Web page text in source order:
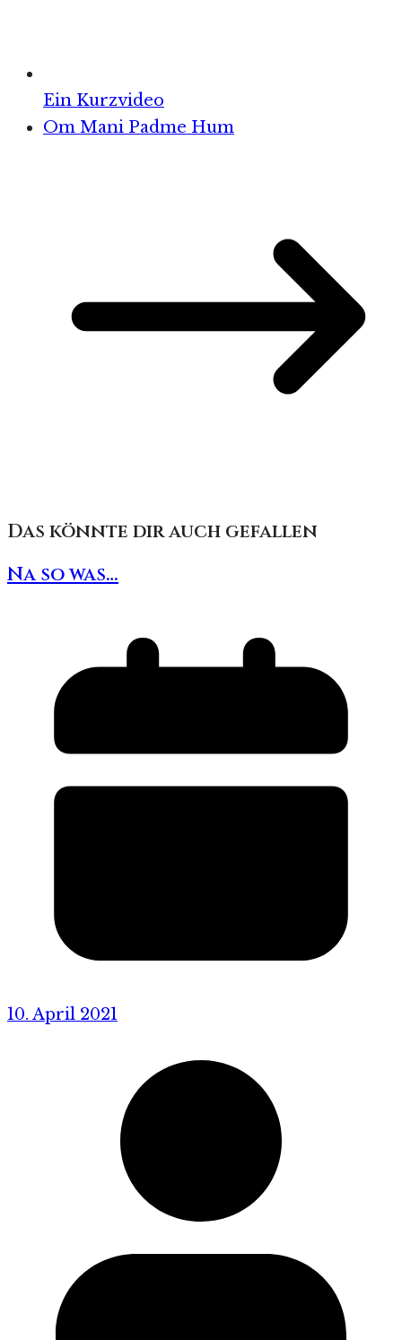
Ein Kurzvideo
Om Mani Padme Hum
Das könnte dir auch gefallen
Na so was…
10. April 2021